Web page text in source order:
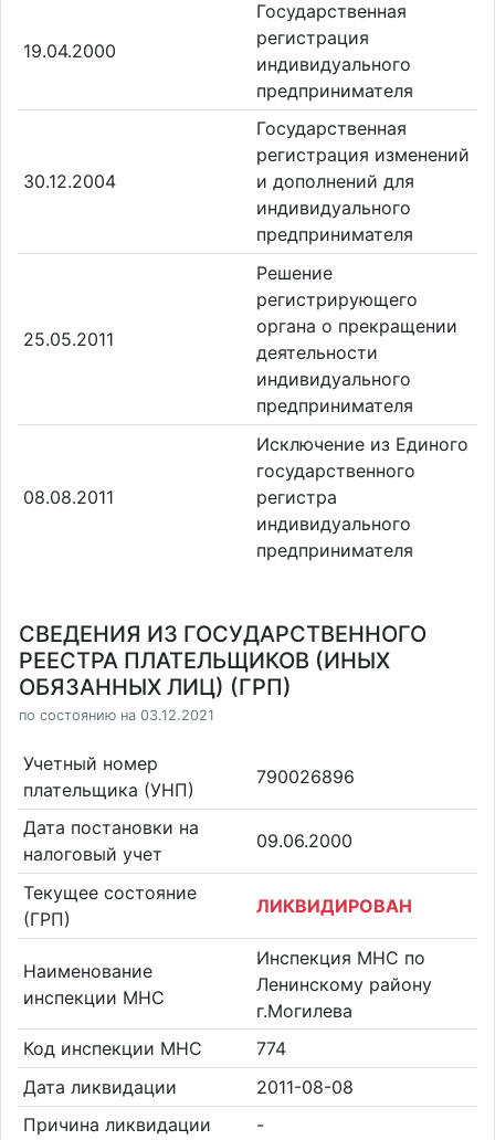
19.04.2000
Государственная
регистрация
индивидуального
предпринимателя
30.12.2004
Государственная
регистрация изменений
и дополнений для
индивидуального
предпринимателя
25.05.2011
Решение
регистрирующего
органа о прекращении
деятельности
индивидуального
предпринимателя
08.08.2011
Исключение из Единого
государственного
регистра
индивидуального
предпринимателя
СВЕДЕНИЯ ИЗ ГОСУДАРСТВЕННОГО
РЕЕСТРА ПЛАТЕЛЬЩИКОВ (ИНЫХ
ОБЯЗАННЫХ ЛИЦ) (ГРП)
по состоянию на 03.12.2021
Учетный номер
плательщика (УНП)
790026896
Дата постановки на
налоговый учет
09.06.2000
Текущее состояние
(ГРП)
ЛИКВИДИРОВАН
Наименование
инспекции МНС
Инспекция МНС по
Ленинскому району
г.Могилева
Код инспекции МНС
774
Дата ликвидации
2011-08-08
Причина ликвидации
-